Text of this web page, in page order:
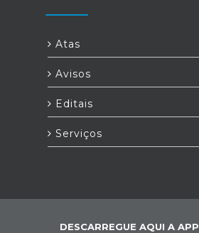
Atas
Avisos
Editais
Serviços
DESCARREGUE AQUI A APP